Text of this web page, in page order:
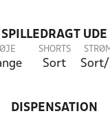
SPILLEDRAGT UDE
SHORTS
Sort
DISPENSATION